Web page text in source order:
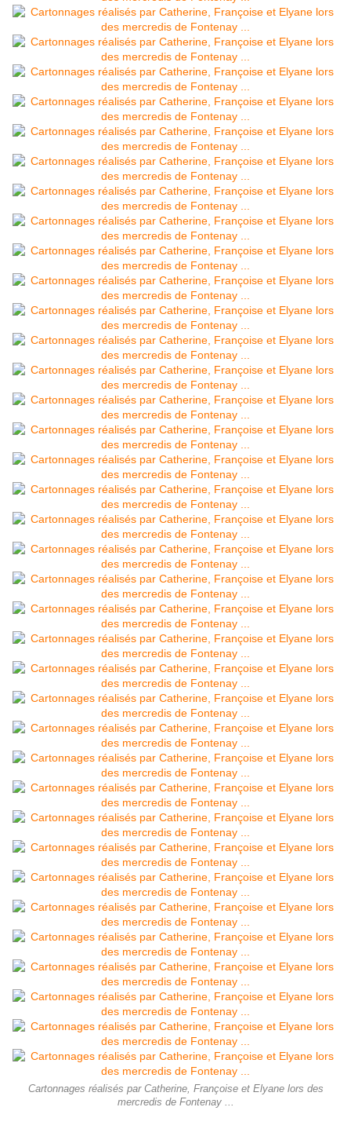
Cartonnages réalisés par Catherine, Françoise et Elyane lors des
mercredis de Fontenay ...